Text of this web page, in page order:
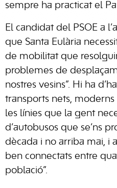
sempre ha practicat el
El candidat del PSOE a
que Santa Eulària
de mobilitat que
problemes de
nostres vesins”. Hi ha
transports nets,
les línies que la gent
d’autobusos que se’ns
dècada i no arriba mai, i
ben connectats entre
població”.